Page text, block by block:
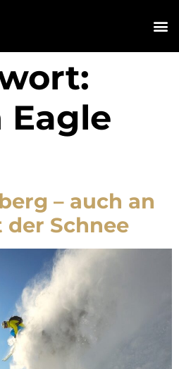
Eagle
– auch an
Schnee